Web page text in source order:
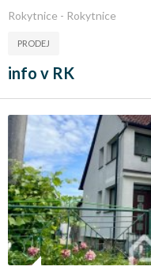
Rokytnice - Rokytnice
PRODEJ
info v RK